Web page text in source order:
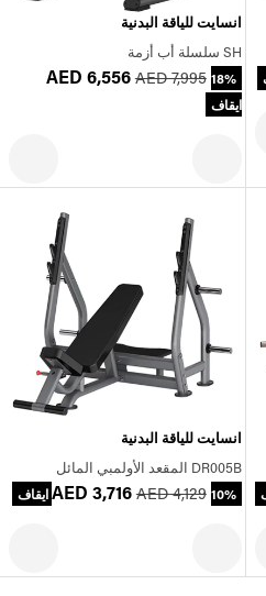
انسايت للياقة البدنية
SH سلسلة أب أزمة
AED 6,556 AED 7,995 18%
ايقاف
انسايت للياقة البدنية
DR005B المقعد الأولمبي المائل
AED 3,716 AED 4,129 10% ايقاف